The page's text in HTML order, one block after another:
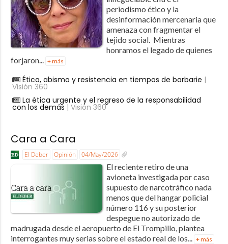
periodismo ético y la
desinformación mercenaria que
amenaza con fragmentar el
tejido social. Mientras
honramos el legado de quienes
forjaron... + más
Ética, abismo y resistencia en tiempos de barbarie |
Visión 360
La ética urgente y el regreso de la responsabilidad
con los demás | Visión 360
Cara a Cara
El Deber Opinión 04/May/2026
El reciente retiro de una
avioneta investigada por caso
supuesto de narcotráfico nada
menos que del hangar policial
número 116 y su posterior
despegue no autorizado de
madrugada desde el aeropuerto de El Trompillo, plantea
interrogantes muy serias sobre el estado real de los... + más